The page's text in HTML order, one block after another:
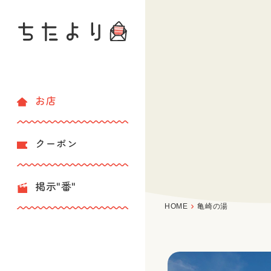
お店
クーポン
掲示"番"
HOME 亀崎の湯